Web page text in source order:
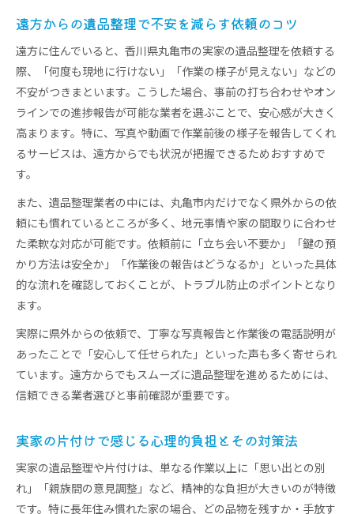
遠方からの遺品整理で不安を減らす依頼のコツ
遠方に住んでいると、香川県丸亀市の実家の遺品整理を依頼する
際、「何度も現地に行けない」「作業の様子が見えない」などの
不安がつきまといます。こうした場合、事前の打ち合わせやオン
ラインでの進捗報告が可能な業者を選ぶことで、安心感が大きく
高まります。特に、写真や動画で作業前後の様子を報告してくれ
るサービスは、遠方からでも状況が把握できるためおすすめで
す。
また、遺品整理業者の中には、丸亀市内だけでなく県外からの依
頼にも慣れているところが多く、地元事情や家の間取りに合わせ
た柔軟な対応が可能です。依頼前に「立ち会い不要か」「鍵の預
かり方法は安全か」「作業後の報告はどうなるか」といった具体
的な流れを確認しておくことが、トラブル防止のポイントとなり
ます。
実際に県外からの依頼で、丁寧な写真報告と作業後の電話説明が
あったことで「安心して任せられた」といった声も多く寄せられ
ています。遠方からでもスムーズに遺品整理を進めるためには、
信頼できる業者選びと事前確認が重要です。
実家の片付けで感じる心理的負担とその対策法
実家の遺品整理や片付けは、単なる作業以上に「思い出との別
れ」「親族間の意見調整」など、精神的な負担が大きいのが特徴
です。特に長年住み慣れた家の場合、どの品物を残すか・手放す